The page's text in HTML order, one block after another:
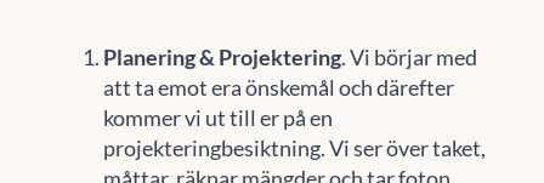
Planering & Projektering. Vi börjar med
att ta emot era önskemål och därefter
kommer vi ut till er på en
projekteringbesiktning. Vi ser över taket,